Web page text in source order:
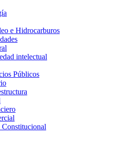
e Hidrocarburos
intelectual
Públicos
Constitucional